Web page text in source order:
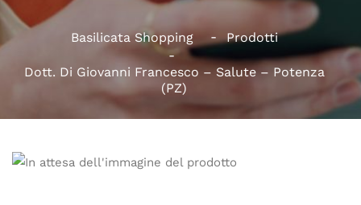
Basilicata Shopping Prodotti
Dott. Di Giovanni Francesco – Salute – Potenza
(PZ)